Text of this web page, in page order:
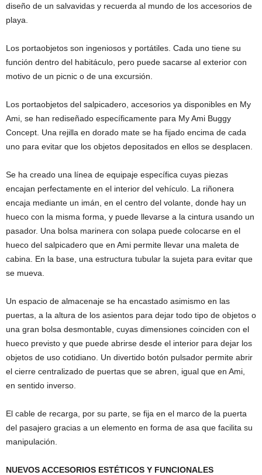
diseño de un salvavidas y recuerda al mundo de los accesorios de
playa.
Los portaobjetos son ingeniosos y portátiles. Cada uno tiene su
función dentro del habitáculo, pero puede sacarse al exterior con
motivo de un picnic o de una excursión.
Los portaobjetos del salpicadero, accesorios ya disponibles en My
Ami, se han rediseñado específicamente para My Ami Buggy
Concept. Una rejilla en dorado mate se ha fijado encima de cada
uno para evitar que los objetos depositados en ellos se desplacen.
Se ha creado una línea de equipaje específica cuyas piezas
encajan perfectamente en el interior del vehículo. La riñonera
encaja mediante un imán, en el centro del volante, donde hay un
hueco con la misma forma, y puede llevarse a la cintura usando un
pasador. Una bolsa marinera con solapa puede colocarse en el
hueco del salpicadero que en Ami permite llevar una maleta de
cabina. En la base, una estructura tubular la sujeta para evitar que
se mueva.
Un espacio de almacenaje se ha encastado asimismo en las
puertas, a la altura de los asientos para dejar todo tipo de objetos o
una gran bolsa desmontable, cuyas dimensiones coinciden con el
hueco previsto y que puede abrirse desde el interior para dejar los
objetos de uso cotidiano. Un divertido botón pulsador permite abrir
el cierre centralizado de puertas que se abren, igual que en Ami,
en sentido inverso.
El cable de recarga, por su parte, se fija en el marco de la puerta
del pasajero gracias a un elemento en forma de asa que facilita su
manipulación.
NUEVOS ACCESORIOS ESTÉTICOS Y FUNCIONALES